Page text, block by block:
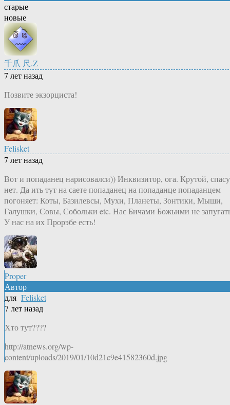
старые
новые
千爪 尺.Z
7 лет назад
Позвите экзорциста!
Felisket
7 лет назад
Вот и попаданец нарисовалси)) Инквизитор, ога. Крутой, спасу
нет. Да ить тут на саете попаданец на попаданце попаданцем
погоняет: Коты, Базилевсы, Мухи, Планеты, Зонтики, Мыши,
Галушки, Совы, Собольки etc. Нас Бичами Божьими не
У нас на их Прорэбе есть!
Proper
Автор
для Felisket
7 лет назад
Хто тут????
http://atnews.org/wp-
content/uploads/2019/01/10d21c9e41582360d.jpg